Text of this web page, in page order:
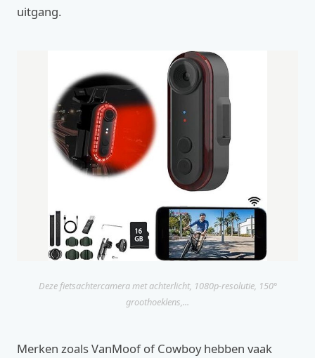
uitgang.
Deze fietsachtercamera met achterlicht, 1080p-resolutie, 150°
groothoeklens,...
Merken zoals VanMoof of Cowboy hebben vaak